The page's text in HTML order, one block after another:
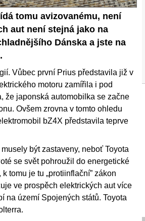
tomu avizovanému, není
aut není stejná jako na
Dánska a jste na
Vůbec první Prius představila již v
motoru zamířila i pod
že japonská automobilka se začne
Ovšem zrovna v tomto ohledu
bZ4X představila teprve
být zastaveny, neboť Toyota
se svět pohroužil do energetické
tomu je tu „protiinflační” zákon
ve prospěch elektrických aut více
na území Spojených států. Toyota